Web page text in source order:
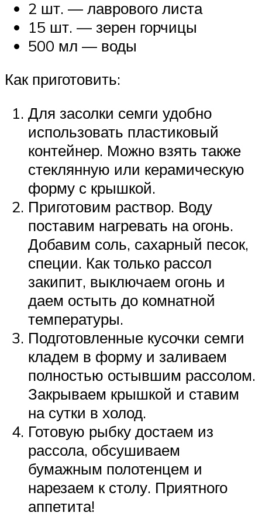
2 шт. — лаврового листа
15 шт. — зерен горчицы
500 мл — воды
Как приготовить:
Для засолки семги удобно
использовать пластиковый
контейнер. Можно взять также
стеклянную или керамическую
форму с крышкой.
Приготовим раствор. Воду
поставим нагревать на огонь.
Добавим соль, сахарный песок,
специи. Как только рассол
закипит, выключаем огонь и
даем остыть до комнатной
температуры.
Подготовленные кусочки семги
кладем в форму и заливаем
полностью остывшим рассолом.
Закрываем крышкой и ставим
на сутки в холод.
Готовую рыбку достаем из
рассола, обсушиваем
бумажным полотенцем и
нарезаем к столу. Приятного
аппетита!